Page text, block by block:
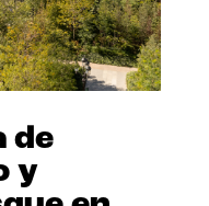
de
y